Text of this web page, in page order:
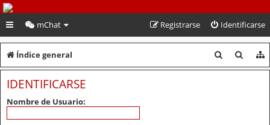
PeruVoley.com
mChat Identificarse
Registrarse
Índice general
u
u
IDENTIFICARSE
Nombre de Usuario: